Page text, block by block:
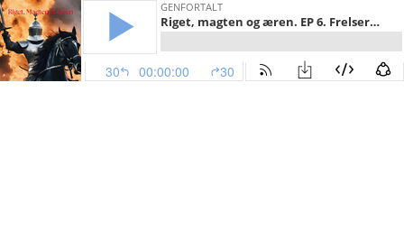
GENFORTALT
Riget, magten og æren. EP 6. Frelserens forbandelse
30 00:00:00 30